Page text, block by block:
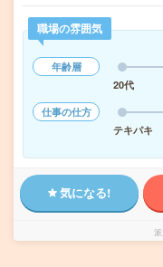
職場の雰囲気
年齢層
20代
仕事の仕方
テキパキ
気になる!